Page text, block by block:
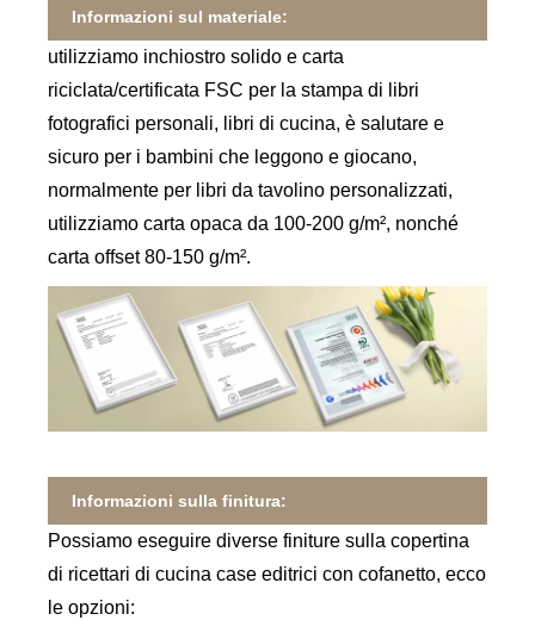
Informazioni sul materiale:
utilizziamo inchiostro solido e carta
riciclata/certificata FSC per la stampa di libri
fotografici personali, libri di cucina, è salutare e
sicuro per i bambini che leggono e giocano,
normalmente per libri da tavolino personalizzati,
utilizziamo carta opaca da 100-200 g/m², nonché
carta offset 80-150 g/m².
Informazioni sulla finitura:
Possiamo eseguire diverse finiture sulla copertina
di ricettari di cucina case editrici con cofanetto, ecco
le opzioni: